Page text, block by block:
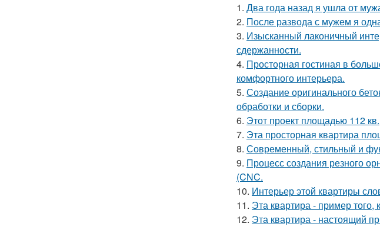
1. Два года назад я ушла от
2. После развода с мужем я
3. Изысканный лаконичный
сдержанности.
4. Просторная гостиная в
комфортного интерьера.
5. Создание оригинального
обработки и сборки.
6. Этот проект площадью 112 кв.
7. Эта просторная квартира
8. Современный, стильный и
9. Процесс создания резного
(CNC.
10. Интерьер этой квартиры
11. Эта квартира - пример
12. Эта квартира - настоящий